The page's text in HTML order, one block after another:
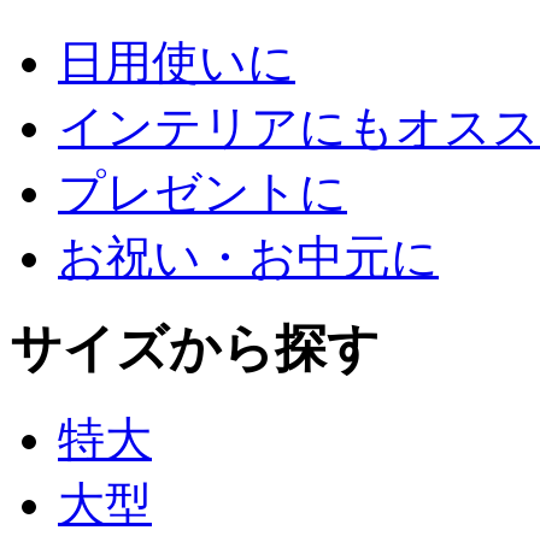
日用使いに
インテリアにもオス
プレゼントに
お祝い・お中元に
サイズから探す
特大
大型